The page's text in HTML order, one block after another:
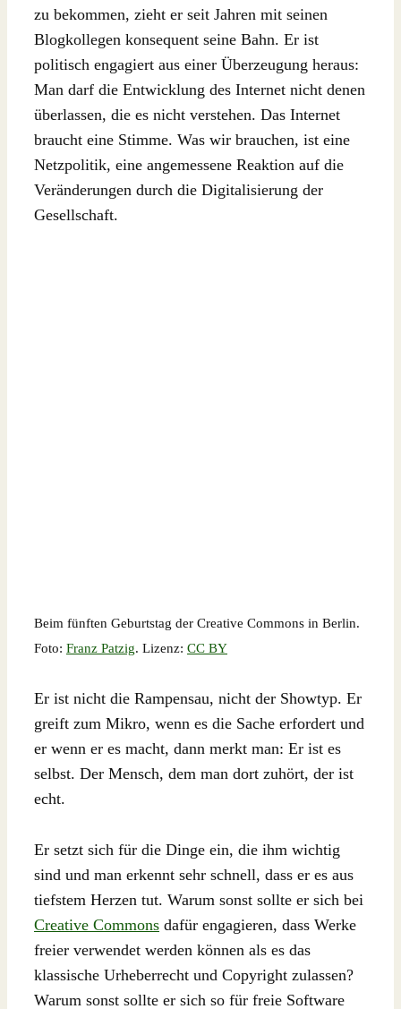
zu bekommen, zieht er seit Jahren mit seinen
Blogkollegen konsequent seine Bahn. Er ist
politisch engagiert aus einer Überzeugung heraus:
Man darf die Entwicklung des Internet nicht denen
überlassen, die es nicht verstehen. Das Internet
braucht eine Stimme. Was wir brauchen, ist eine
Netzpolitik, eine angemessene Reaktion auf die
Veränderungen durch die Digitalisierung der
Gesellschaft.
Beim fünften Geburtstag der Creative Commons in Berlin.
Foto: Franz Patzig. Lizenz: CC BY
Er ist nicht die Rampensau, nicht der Showtyp. Er
greift zum Mikro, wenn es die Sache erfordert und
er wenn er es macht, dann merkt man: Er ist es
selbst. Der Mensch, dem man dort zuhört, der ist
echt.
Er setzt sich für die Dinge ein, die ihm wichtig
sind und man erkennt sehr schnell, dass er es aus
tiefstem Herzen tut. Warum sonst sollte er sich bei
Creative Commons dafür engagieren, dass Werke
freier verwendet werden können als es das
klassische Urheberrecht und Copyright zulassen?
Warum sonst sollte er sich so für freie Software